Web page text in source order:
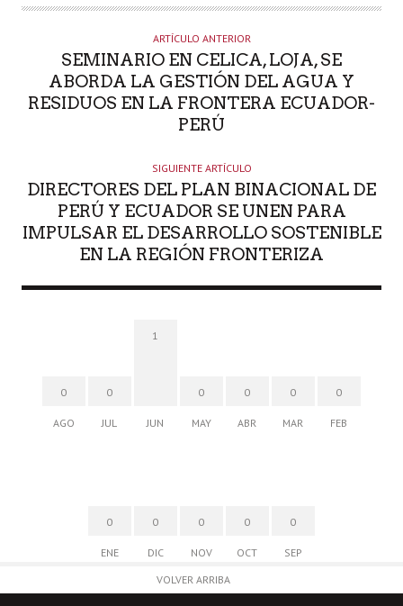
T
ARTÍCULO ANTERIOR
SEMINARIO EN CELICA, LOJA, SE
ABORDA LA GESTIÓN DEL AGUA Y
RESIDUOS EN LA FRONTERA ECUADOR-
PERÚ
SIGUIENTE ARTÍCULO
DIRECTORES DEL PLAN BINACIONAL DE
PERÚ Y ECUADOR SE UNEN PARA
IMPULSAR EL DESARROLLO SOSTENIBLE
EN LA REGIÓN FRONTERIZA
0
AGO
0
JUL
1
JUN
0
MAY
0
ABR
0
MAR
0
FEB
0
ENE
0
DIC
0
NOV
0
OCT
0
SEP
VOLVER ARRIBA